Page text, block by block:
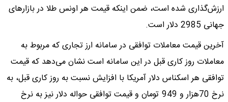
ارزش‌گذاری شده است، ضمن اینکه قیمت هر اونس طلا در بازارهای
جهانی 2985 دلار است.
آخرین قیمت معاملات توافقی در سامانه ارز تجاری که مربوط به
معاملات روز کاری قبل در این سامانه است نشان می‌دهد که قیمت
توافقی هر اسکناس دلار آمریکا با افزایش نسبت به روز کاری قبل، به
نرخ 70هزار و 949 تومان و قیمت توافقی حواله دلار نیز به نرخ